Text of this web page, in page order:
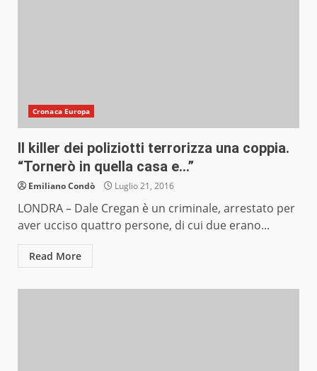
Cronaca Europa
Il killer dei poliziotti terrorizza una coppia.
“Tornerò in quella casa e…”
Emiliano Condò Luglio 21, 2016
LONDRA – Dale Cregan è un criminale, arrestato per
aver ucciso quattro persone, di cui due erano...
Read More